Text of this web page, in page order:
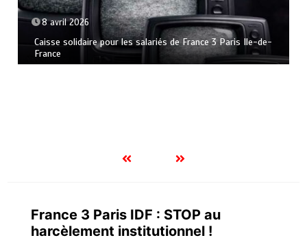
8 avril 2026
Caisse solidaire pour les salariés de France 3 Paris Ile-de-
France
France 3 Paris IDF : STOP au
harcèlement institutionnel !